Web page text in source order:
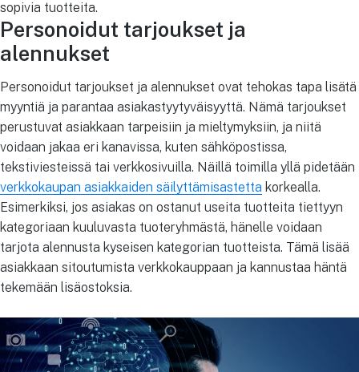
sopivia tuotteita.
Personoidut tarjoukset ja
alennukset
Personoidut tarjoukset ja alennukset ovat tehokas tapa lisätä
myyntiä ja parantaa asiakastyytyväisyyttä. Nämä tarjoukset
perustuvat asiakkaan tarpeisiin ja mieltymyksiin, ja niitä
voidaan jakaa eri kanavissa, kuten sähköpostissa,
tekstiviesteissä tai verkkosivuilla. Näillä toimilla yllä pidetään
verkkokaupan asiakkaiden säilyttämisastetta korkealla.
Esimerkiksi, jos asiakas on ostanut useita tuotteita tiettyyn
kategoriaan kuuluvasta tuoteryhmästä, hänelle voidaan
tarjota alennusta kyseisen kategorian tuotteista. Tämä lisää
asiakkaan sitoutumista verkkokauppaan ja kannustaa häntä
tekemään lisäostoksia.